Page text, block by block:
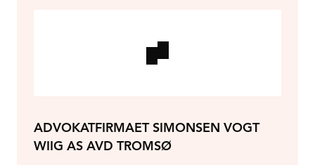
ADVOKATFIRMAET SIMONSEN VOGT
WIIG AS AVD TROMSØ